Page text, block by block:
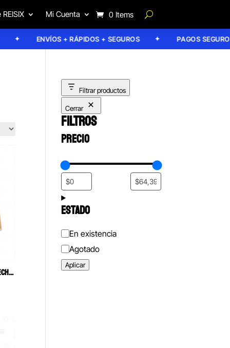
Mi Cuenta 0 Items
ENVÍOS + RÁPIDOS + SEGUROS PAGOS SEGUROS
PUNTAS PARA JERINGA TRIPLE DESECHABLES MULTICOLOR
Filtrar productos
Cerrar
FILTROS
PRECIO
ESTADO
Estado
En existencia
Agotado
Aplicar